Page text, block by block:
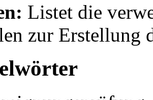
Listet die
zur Erstellung